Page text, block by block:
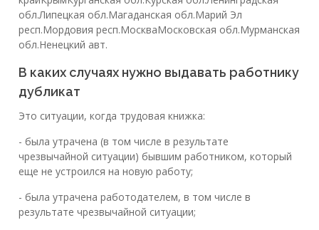
обл.Липецкая обл.Магаданская обл.Марий Эл
респ.Мордовия респ.МоскваМосковская обл.Мурманская
обл.Ненецкий авт.
В каких случаях нужно выдавать работнику
дубликат
Это ситуации, когда трудовая книжка:
- была утрачена (в том числе в результате
чрезвычайной ситуации) бывшим работником, который
еще не устроился на новую работу;
- была утрачена работодателем, в том числе в
результате чрезвычайной ситуации;